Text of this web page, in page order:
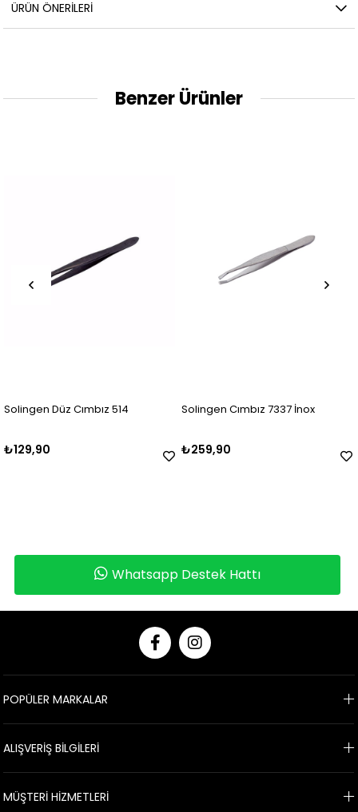
ÜRÜN ÖNERILERI
Benzer Ürünler
Düz Cımbız 514 Solingen Cımbız 7337 İnox
₺259,90
Whatsapp Destek Hattı
POPÜLER MARKALAR
ALIŞVERİŞ BİLGİLERİ
MÜŞTERİ HİZMETLERİ